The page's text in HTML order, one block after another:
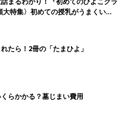
大特集〉初めての授乳がうまくい
ルクの基本と夏のトラブル 解決テ
たら！2冊の「たまひよ」
らかかる？墓じまい費用